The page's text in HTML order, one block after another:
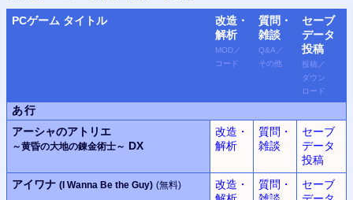
PCゲーム タイトル
改造・
解析
MOD ／
コード
質問・
雑談
Q&A ／
その他
セーブ
データ
投稿
投稿 ／
ダウン
ロード
あ行
アーシャのアトリエ
～黄昏の大地の錬金術士～ DX
改造・
解析
質問・
雑談
セーブ
データ
投稿
アイワナ (I Wanna Be the Guy) (無料)
改造・
質問・
セーブ